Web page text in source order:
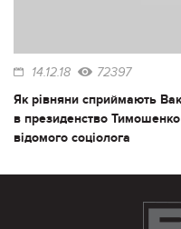
14.12.18 72397
Як рівняни сприймають
в президенство
відомого соціолога